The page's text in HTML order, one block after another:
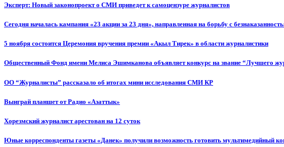
Эксперт: Новый законопроект о СМИ приведет к самоцензуре журналистов
Сегодня началась кампания «23 акции за 23 дня», направленная на борьбу с
5 ноября состоится Церемония вручения премии «Акыл Тирек» в области журналистики
Общественный Фонд имени Мелиса Эшимканова объявляет конкурс на звание “Лучшего
ОО “Журналисты” рассказало об итогах мини исследования СМИ КР
Выиграй планшет от Радио «Азаттык»
Хорезмский журналист арестован на 12 суток
Юные корреспонденты газеты «Данек» получили возможность готовить мультимедийный